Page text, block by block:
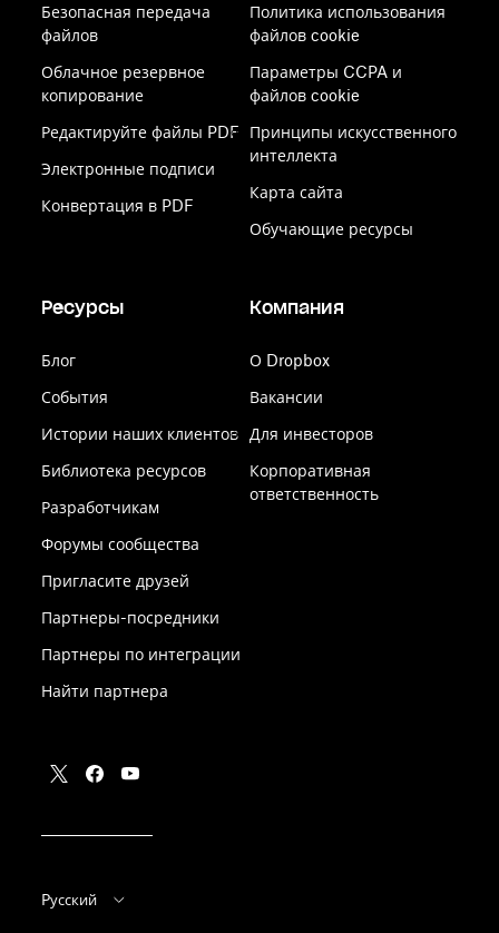
Безопасная передача
файлов
Облачное резервное
копирование
Редактируйте файлы PDF
Электронные подписи
Конвертация в PDF
Политика использования
файлов cookie
Параметры CCPA и
файлов cookie
Принципы искусственного
интеллекта
Карта сайта
Обучающие ресурсы
Ресурсы
Блог
События
Истории наших клиентов
Библиотека ресурсов
Разработчикам
Форумы сообщества
Пригласите друзей
Партнеры-посредники
Партнеры по интеграции
Найти партнера
Компания
О Dropbox
Вакансии
Для инвесторов
Корпоративная
ответственность
Pусский